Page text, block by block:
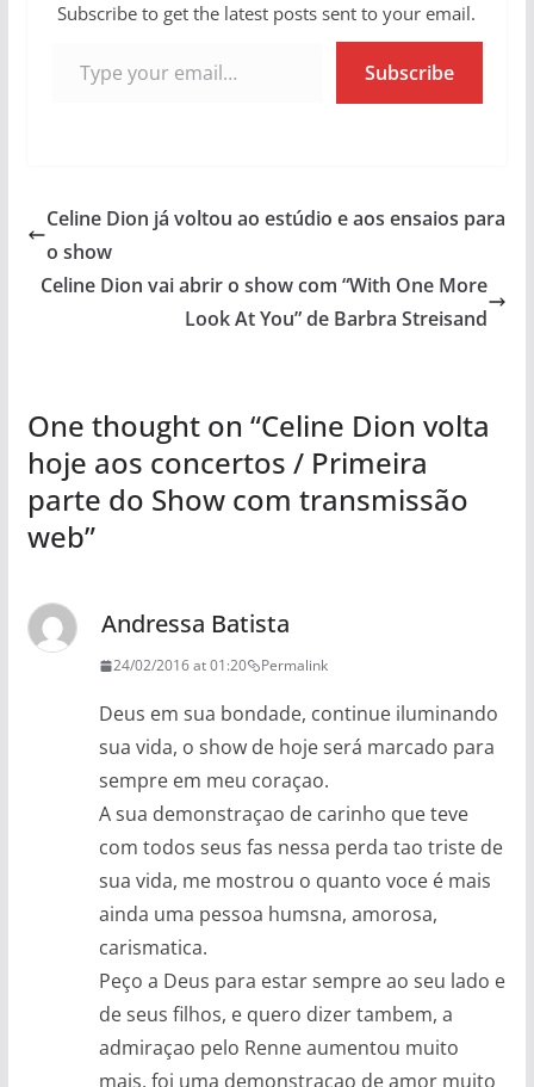
Subscribe to get the latest posts sent to your email.
Subscribe
Celine Dion já voltou ao estúdio e aos ensaios para
o show
Celine Dion vai abrir o show com “With One More
Look At You” de Barbra Streisand
One thought on “Celine Dion volta
hoje aos concertos / Primeira
parte do Show com transmissão
web”
Andressa Batista
24/02/2016 at 01:20 Permalink
Deus em sua bondade, continue iluminando
sua vida, o show de hoje será marcado para
sempre em meu coraçao.
A sua demonstraçao de carinho que teve
com todos seus fas nessa perda tao triste de
sua vida, me mostrou o quanto voce é mais
ainda uma pessoa humsna, amorosa,
carismatica.
Peço a Deus para estar sempre ao seu lado e
de seus filhos, e quero dizer tambem, a
admiraçao pelo Renne aumentou muito
mais, foi uma demonstraçao de amor muito